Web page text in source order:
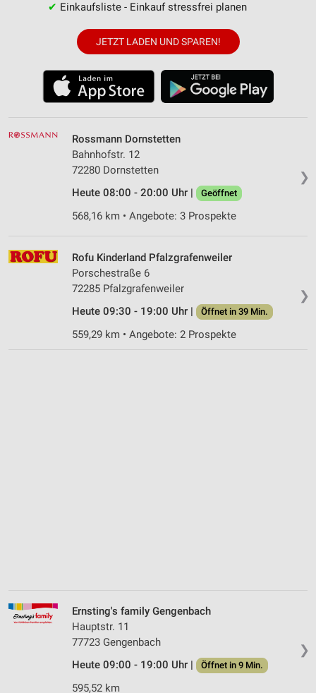
✔ Einkaufsliste - Einkauf stressfrei planen
JETZT LADEN UND SPAREN!
❯
Rossmann Dornstetten
Bahnhofstr. 12
72280 Dornstetten
Heute 08:00 - 20:00 Uhr |
Geöffnet
568,16 km • Angebote: 3 Prospekte
❯
Rofu Kinderland Pfalzgrafenweiler
Porschestraße 6
72285 Pfalzgrafenweiler
Heute 09:30 - 19:00 Uhr |
Öffnet in 39 Min.
559,29 km • Angebote: 2 Prospekte
❯
Ernsting's family Gengenbach
Hauptstr. 11
77723 Gengenbach
Heute 09:00 - 19:00 Uhr |
Öffnet in 9 Min.
595,52 km